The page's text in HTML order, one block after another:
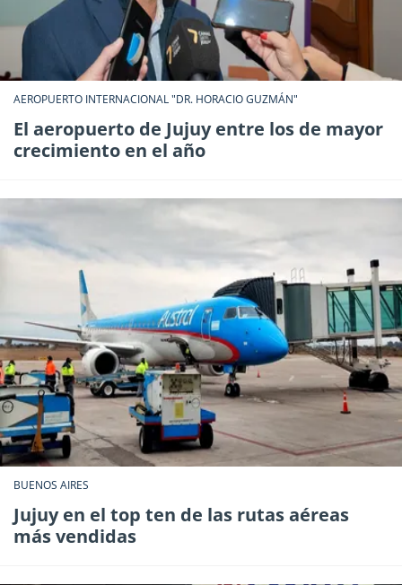
AEROPUERTO INTERNACIONAL "DR. HORACIO GUZMÁN"
El aeropuerto de Jujuy entre los de mayor
crecimiento en el año
BUENOS AIRES
Jujuy en el top ten de las rutas aéreas
más vendidas